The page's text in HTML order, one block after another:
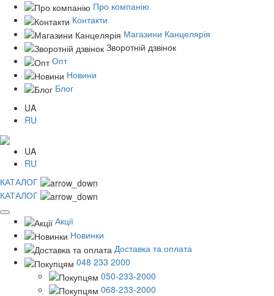
Про компанію
Контакти
Магазини Канцелярія
Зворотній дзвінок
Опт
Новини
Блог
UA
RU
UA
RU
КАТАЛОГ
КАТАЛОГ
Акції
Новинки
Доставка та оплата
048 233 2000
050-233-2000
068-233-2000